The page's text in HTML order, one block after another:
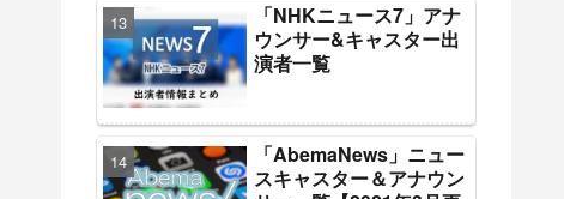
「NHKニュース7」アナ
ウンサー&キャスター出
演者一覧
「AbemaNews」ニュー
スキャスター＆アナウン